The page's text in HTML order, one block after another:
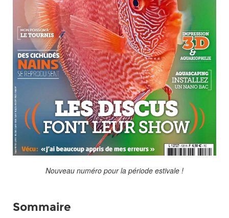
Nouveau numéro pour la période estivale !
Sommaire